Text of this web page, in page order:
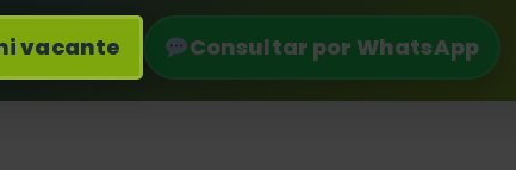
vacante Consultar por WhatsApp